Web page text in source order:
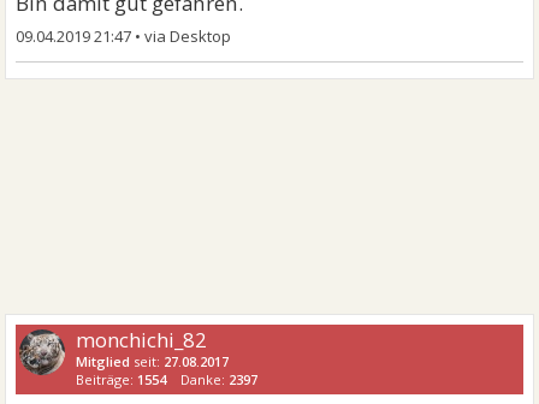
09.04.2019 21:47 •
monchichi_82
Mitglied seit: 27.08.2017
Beiträge: 1554 Danke: 2397